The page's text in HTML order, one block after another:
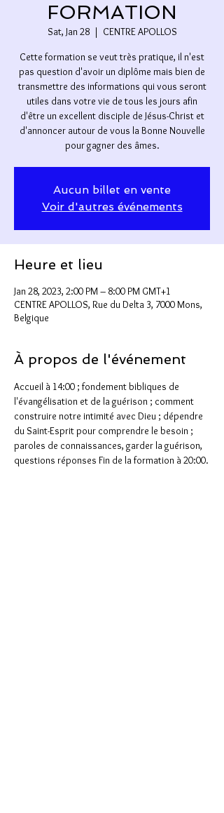
FORMATION
Sat, Jan 28
  |
CENTRE APOLLOS
Cette formation se veut très pratique, il n'est
pas question d'avoir un diplôme mais bien de
transmettre des informations qui vous seront
utiles dans votre vie de tous les jours afin
d'être un excellent disciple de Jésus-Christ et
d'annoncer autour de vous la Bonne Nouvelle
pour gagner des âmes.
Aucun billet en vente
Voir d'autres événements
Heure et lieu
Jan 28, 2023, 2:00 PM – 8:00 PM GMT+1
CENTRE APOLLOS, Rue du Delta 3, 7000 Mons,
Belgique
À propos de l'événement
Accueil à 14:00 ; fondement bibliques de
l'évangélisation et de la guérison ; comment
construire notre intimité avec Dieu ; dépendre
du Saint-Esprit pour comprendre le besoin ;
paroles de connaissances, garder la guérison,
questions réponses Fin de la formation à 20:00.